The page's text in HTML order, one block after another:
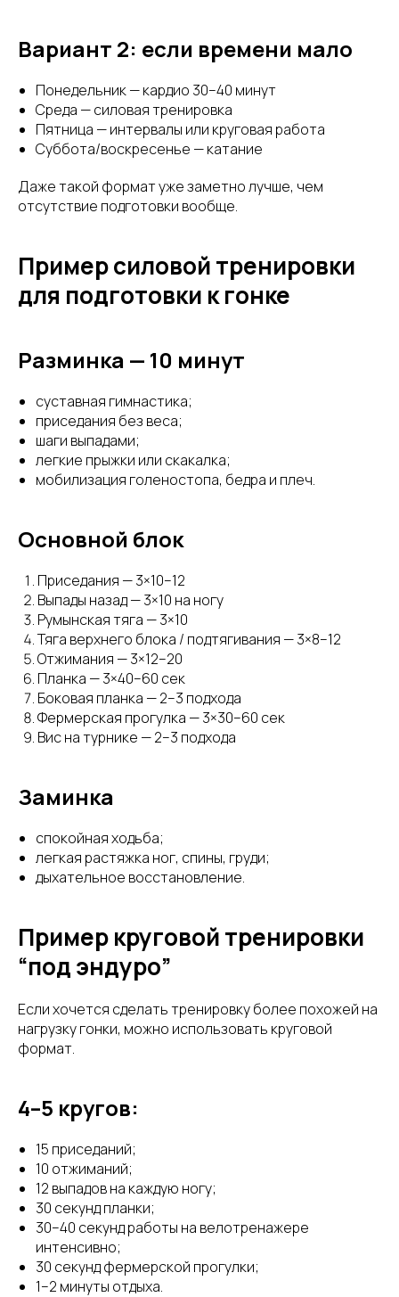
Вариант 2: если времени мало
Понедельник — кардио 30–40 минут
Среда — силовая тренировка
Пятница — интервалы или круговая работа
Суббота/воскресенье — катание
Даже такой формат уже заметно лучше, чем
отсутствие подготовки вообще.
Пример силовой тренировки
для подготовки к гонке
Разминка — 10 минут
суставная гимнастика;
приседания без веса;
шаги выпадами;
легкие прыжки или скакалка;
мобилизация голеностопа, бедра и плеч.
Основной блок
Приседания — 3×10–12
Выпады назад — 3×10 на ногу
Румынская тяга — 3×10
Тяга верхнего блока / подтягивания — 3×8–12
Отжимания — 3×12–20
Планка — 3×40–60 сек
Боковая планка — 2–3 подхода
Фермерская прогулка — 3×30–60 сек
Вис на турнике — 2–3 подхода
Заминка
спокойная ходьба;
легкая растяжка ног, спины, груди;
дыхательное восстановление.
Пример круговой тренировки
“под эндуро”
Если хочется сделать тренировку более похожей на
нагрузку гонки, можно использовать круговой
формат.
4–5 кругов:
15 приседаний;
10 отжиманий;
12 выпадов на каждую ногу;
30 секунд планки;
30–40 секунд работы на велотренажере
интенсивно;
30 секунд фермерской прогулки;
1–2 минуты отдыха.